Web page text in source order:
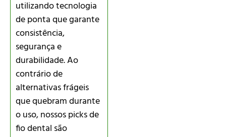
utilizando tecnologia
de ponta que garante
consistência,
segurança e
durabilidade. Ao
contrário de
alternativas frágeis
que quebram durante
o uso, nossos picks de
fio dental são